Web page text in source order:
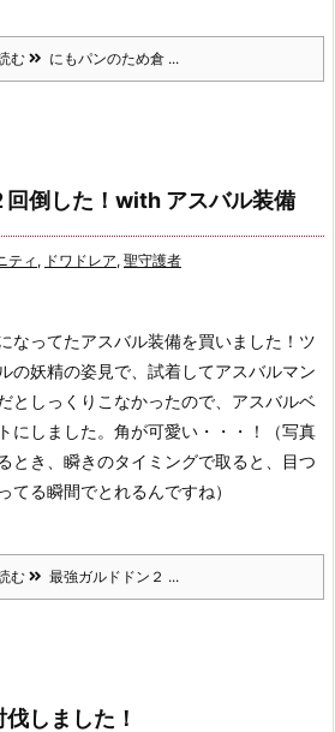
む にもパンのため倉 ...
回倒した！with アスバル装備
ティ, ドワドレア, 聖守護者
なってたアスバル装備を買いました！ツ
の妖精の姿見で、試着してアスバルマン
としっくりこなかったので、アスバルベ
にしました。角が可愛い・・・！（写真
とき、瞬きのタイミングで取ると、目つ
てる瞬間でとれるんですね）
む 最強ガルドドン２ ...
しました！